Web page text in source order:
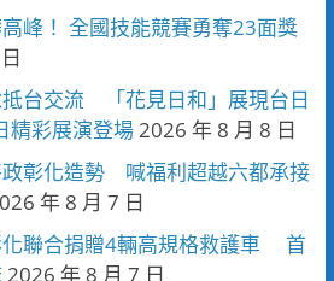
峰！ 全國技能競賽勇奪23面獎
抵台交流 「花見日和」展現台日
精彩展演登場 2026 年 8 月 8 日
彰化造勢 喊福利超越六都承接
年 8 月 7 日
化聯合捐贈4輛高規格救護車 首
2026 年 8 月 7 日